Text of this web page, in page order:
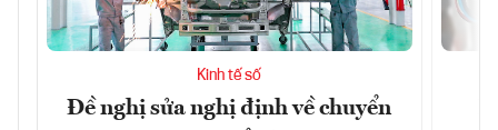
Kinh tế số
Đề nghị sửa nghị định về chuyển